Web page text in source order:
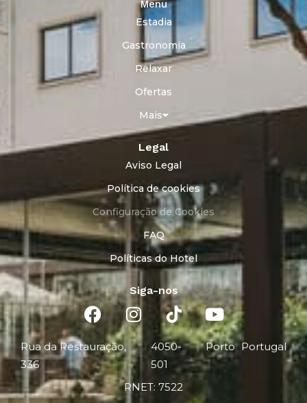
Menu
Estadia
Gastronomia
Relaxar
Ofertas
Mais
Legal
Aviso Legal
Política de cookies
Configuração de Cookies
FAQ
Políticas do Hotel
Siga-nos
Rua da Restauração,
336
4050-
501
Porto Portugal
RNET: 7522